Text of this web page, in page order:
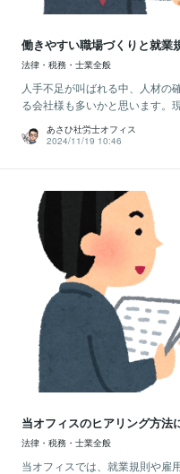
働きやすい職場づくりと就業
法律・税務・士業全般
人手不足が叫ばれる中、人材の
る会社様も多いかと思います。
あさひ社労士オフィス
2024/11/19 10:46
当オフィスのヒアリング方法
法律・税務・士業全般
当オフィスでは、就業規則や雇